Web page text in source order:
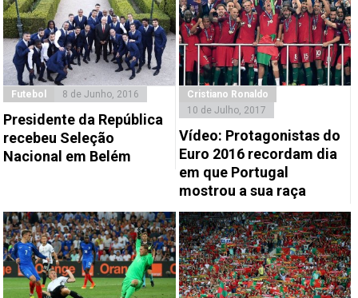
Futebol 8 de Junho, 2016
Presidente da República
recebeu Seleção
Nacional em Belém
Cristiano Ronaldo
10 de Julho, 2017
Vídeo: Protagonistas do
Euro 2016 recordam dia
em que Portugal
mostrou a sua raça